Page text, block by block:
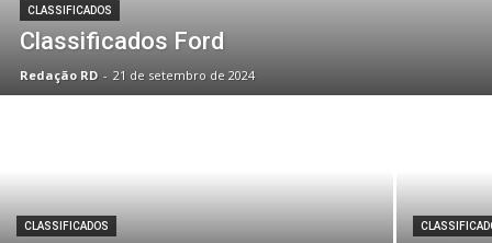
CLASSIFICADOS
Classificados Ford
Redação RD - 21 de setembro de 2024
CLASSIFICADOS